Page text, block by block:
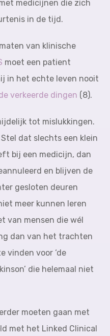
medicijnen die zich
in de tijd.
van klinische
moet een patient
in het echte leven nooit
verkeerde dingen (8).
tot mislukkingen.
dat slechts een klein
bij een medicijn, dan
en blijven de
gesloten deuren
meer kunnen leren
van mensen die wél
dan van het trachten
vinden voor ‘de
die helemaal niet
moeten gaan met
met het Linked Clinical